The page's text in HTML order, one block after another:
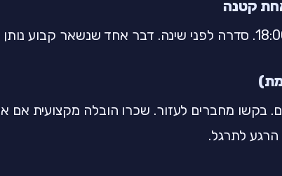
בקשו מחברים לעזור. שכרו הובלה מקצועית אם
הרגע לתרגל.